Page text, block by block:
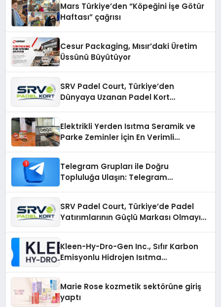
Mars Türkiye’den “Köpeğini İşe Götür
Haftası” çağrısı
Cesur Packaging, Mısır’daki Üretim
Üssünü Büyütüyor
SRV Padel Court, Türkiye’den
Dünyaya Uzanan Padel Kort
Elektrikli Yerden Isıtma Seramik ve
Parke Zeminler İçin En Verimli
Telegram Grupları ile Doğru
Topluluğa Ulaşın: Telegram
SRV Padel Court, Türkiye’de Padel
Yatırımlarının Güçlü Markası Olmayı
Kleen-Hy-Dro-Gen Inc., Sıfır Karbon
Emisyonlu Hidrojen Isıtma
Marie Rose kozmetik sektörüne giriş
yaptı